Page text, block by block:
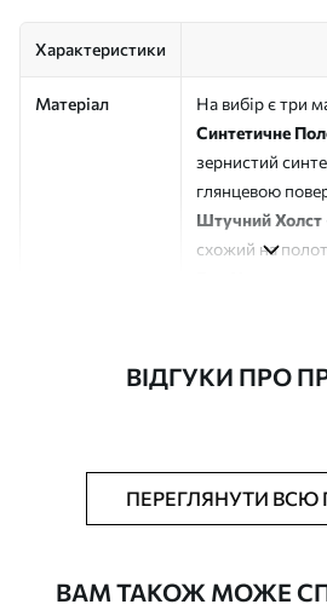
Характеристики
Матеріал
На вибір є три
Синтетичне
зернистий
глянцевою
Штучний Холст
схожий на
Додатково Можна додати
ВІДГУКИ ПРО
ПЕРЕГЛЯНУТИ ВСЮ
ВАМ ТАКОЖ МОЖЕ